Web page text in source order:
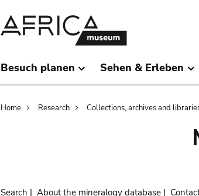
Besuch planen Sehen & Erleben
Breadcrumb
Home Research Collections, archives and
Search | About the mineralogy database |